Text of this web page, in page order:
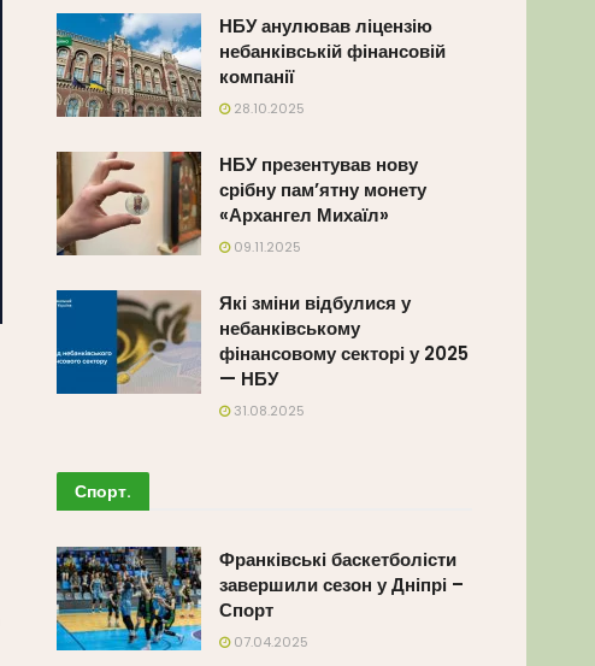
НБУ анулював ліцензію
небанківській фінансовій
компанії
28.10.2025
НБУ презентував нову
срібну пам’ятну монету
«Архангел Михаїл»
09.11.2025
Які зміни відбулися у
небанківському
фінансовому секторі у 2025
— НБУ
31.08.2025
Спорт.
Франківські баскетболісти
завершили сезон у Дніпрі –
Спорт
07.04.2025